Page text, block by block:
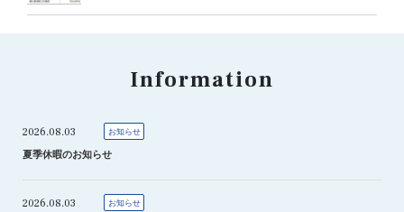
Information
2026.08.03 お知らせ
夏季休暇のお知らせ
2026.08.03 お知らせ